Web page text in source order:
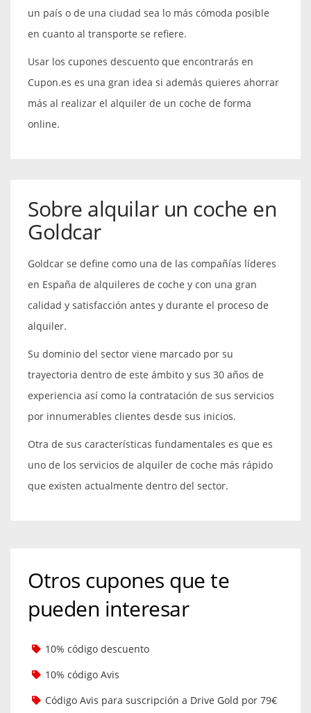
un país o de una ciudad sea lo más cómoda posible
en cuanto al transporte se refiere.
Usar los cupones descuento que encontrarás en
Cupon.es es una gran idea si además quieres ahorrar
más al realizar el alquiler de un coche de forma
online.
Sobre alquilar un coche en
Goldcar
Goldcar se define como una de las compañías líderes
en España de alquileres de coche y con una gran
calidad y satisfacción antes y durante el proceso de
alquiler.
Su dominio del sector viene marcado por su
trayectoria dentro de este ámbito y sus 30 años de
experiencia así como la contratación de sus servicios
por innumerables clientes desde sus inicios.
Otra de sus características fundamentales es que es
uno de los servicios de alquiler de coche más rápido
que existen actualmente dentro del sector.
Otros cupones que te
pueden interesar
10% código descuento
10% código Avis
Código Avis para suscripción a Drive Gold por 79€